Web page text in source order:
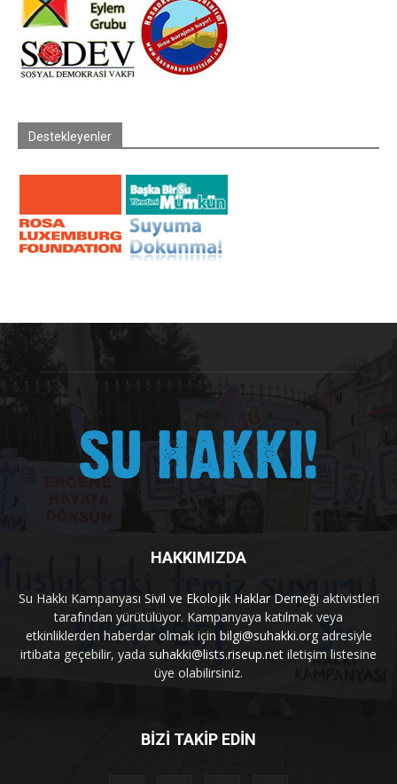
Destekleyenler
HAKKIMIZDA
Su Hakkı Kampanyası Sivil ve Ekolojik Haklar Derneği aktivistleri
tarafından yürütülüyor. Kampanyaya katılmak veya
etkinliklerden haberdar olmak için bilgi@suhakki.orgadresiyle
irtibata geçebilir, yada suhakki@lists.riseup.net iletişim listesine
üye olabilirsiniz.
BİZİ TAKİP EDİN